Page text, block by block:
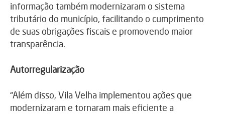
informação também modernizaram o sistema
tributário do município, facilitando o cumprimento
de suas obrigações fiscais e promovendo maior
transparência.
Autorregularização
“Além disso, Vila Velha implementou ações que
modernizaram e tornaram mais eficiente a